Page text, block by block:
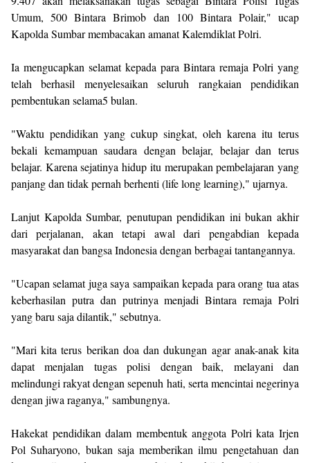
Umum, 500 Bintara Brimob dan 100 Bintara Polair," ucap
Kapolda Sumbar membacakan amanat Kalemdiklat Polri.
Ia mengucapkan selamat kepada para Bintara remaja Polri yang
telah berhasil menyelesaikan seluruh rangkaian pendidikan
pembentukan selama5 bulan.
"Waktu pendidikan yang cukup singkat, oleh karena itu terus
bekali kemampuan saudara dengan belajar, belajar dan terus
belajar. Karena sejatinya hidup itu merupakan pembelajaran yang
panjang dan tidak pernah berhenti (life long learning)," ujarnya.
Lanjut Kapolda Sumbar, penutupan pendidikan ini bukan akhir
dari perjalanan, akan tetapi awal dari pengabdian kepada
masyarakat dan bangsa Indonesia dengan berbagai tantangannya.
"Ucapan selamat juga saya sampaikan kepada para orang tua atas
keberhasilan putra dan putrinya menjadi Bintara remaja Polri
yang baru saja dilantik," sebutnya.
"Mari kita terus berikan doa dan dukungan agar anak-anak kita
dapat menjalan tugas polisi dengan baik, melayani dan
melindungi rakyat dengan sepenuh hati, serta mencintai negerinya
dengan jiwa raganya," sambungnya.
Hakekat pendidikan dalam membentuk anggota Polri kata Irjen
Pol Suharyono, bukan saja memberikan ilmu pengetahuan dan